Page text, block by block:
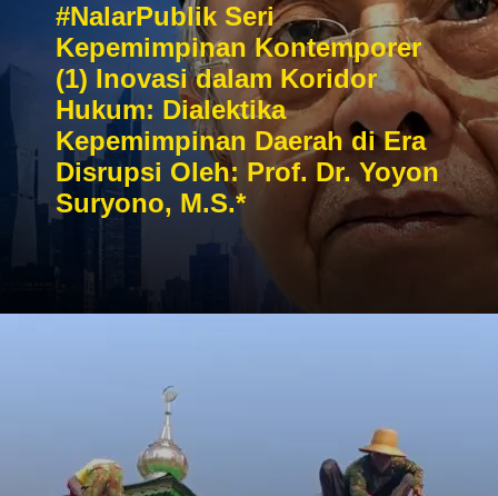
#NalarPublik Seri
Kepemimpinan Kontemporer
(1) Inovasi dalam Koridor
Hukum: Dialektika
Kepemimpinan Daerah di Era
Disrupsi Oleh: Prof. Dr. Yoyon
Suryono, M.S.*